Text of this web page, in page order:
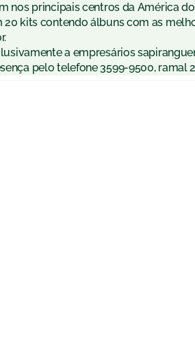
nos principais centros da América
20 kits contendo álbuns com as
a empresários
pelo telefone 3599-9500, ramal